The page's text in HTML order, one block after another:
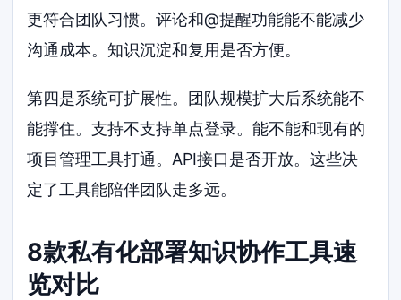
更符合团队习惯。评论和@提醒功能能不能减少
沟通成本。知识沉淀和复用是否方便。
第四是系统可扩展性。团队规模扩大后系统能不
能撑住。支持不支持单点登录。能不能和现有的
项目管理工具打通。API接口是否开放。这些决
定了工具能陪伴团队走多远。
8款私有化部署知识协作工具速
览对比